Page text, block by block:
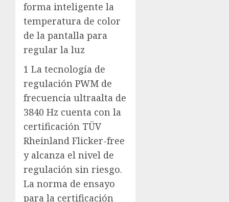
forma inteligente la
temperatura de color
de la pantalla para
regular la luz
1 La tecnología de
regulación PWM de
frecuencia ultraalta de
3840 Hz cuenta con la
certificación TÜV
Rheinland Flicker-free
y alcanza el nivel de
regulación sin riesgo.
La norma de ensayo
para la certificación